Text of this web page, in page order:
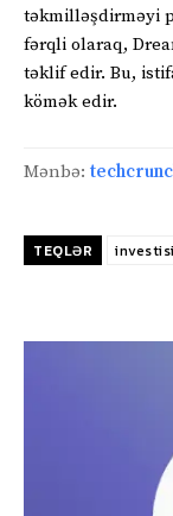
təkmilləşdirməyi
fərqli olaraq,
təklif edir. Bu,
kömək edir.
Mənbə:
TEQLƏR